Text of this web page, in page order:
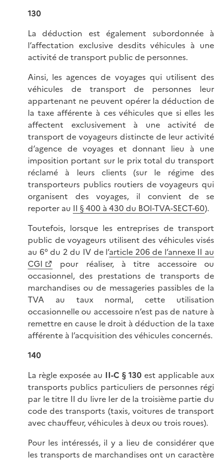
130
La déduction est également subordonnée à
l’affectation exclusive desdits véhicules à une
activité de transport public de personnes.
Ainsi, les agences de voyages qui utilisent des
véhicules de transport de personnes leur
appartenant ne peuvent opérer la déduction de
la taxe afférente à ces véhicules que si elles les
affectent exclusivement à une activité de
transport de voyageurs distincte de leur activité
d’agence de voyages et donnant lieu à une
imposition portant sur le prix total du transport
réclamé à leurs clients (sur le régime des
transporteurs publics routiers de voyageurs qui
organisent des voyages, il convient de se
reporter au II § 400 à 430 du BOI-TVA-SECT-60).
Toutefois, lorsque les entreprises de transport
public de voyageurs utilisent des véhicules visés
au 6° du 2 du IV de l’article 206 de l’annexe II au
CGI
pour réaliser, à titre accessoire ou
occasionnel, des prestations de transports de
marchandises ou de messageries passibles de la
TVA au taux normal, cette utilisation
occasionnelle ou accessoire n’est pas de nature à
remettre en cause le droit à déduction de la taxe
afférente à l’acquisition des véhicules concernés.
140
La règle exposée au II-C § 130 est applicable aux
transports publics particuliers de personnes régi
par le titre II du livre Ier de la troisième partie du
code des transports (taxis, voitures de transport
avec chauffeur, véhicules à deux ou trois roues).
Pour les intéressés, il y a lieu de considérer que
les transports de marchandises ont un caractère